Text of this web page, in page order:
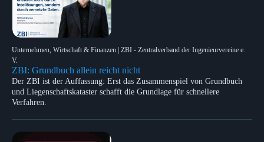
Unternehmen, Wirtschaft & Finanzen | ZBI - Zentralverband der Ingenieurvereine e.
V.
ZBI: Grundbuch allein reicht nicht
Der ZBI ist der Auffassung: Erst das Zusammenspiel von Grundbuch
und Liegenschaftskataster schafft die Grundlage für schnellere
Verfahren.